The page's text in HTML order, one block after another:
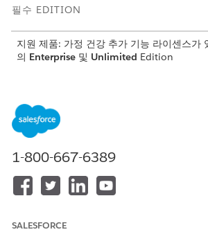
필수 EDITION
지원 제품: 가정 건강 추가 기능 라이센스
의 Enterprise 및 Unlimited Edition
Field Service 설정 업데이트
앱 시작 관리자에서 Field Service 관리자
예약을 클릭하고라우팅
1-800-667-6389
SALESFORCE